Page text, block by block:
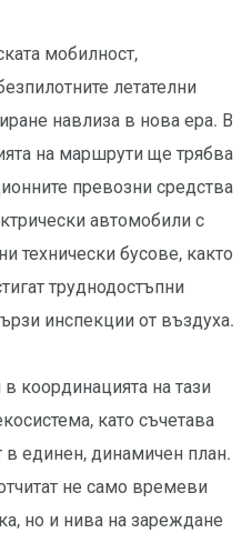
мобилност,
летателни
навлиза в нова ера. В
на маршрути ще трябва
превозни средства
автомобили с
технически бусове, както
труднодостъпни
инспекции от въздуха.
координацията на тази
като съчетава
в единен, динамичен план.
не само времеви
но и нива на зареждане